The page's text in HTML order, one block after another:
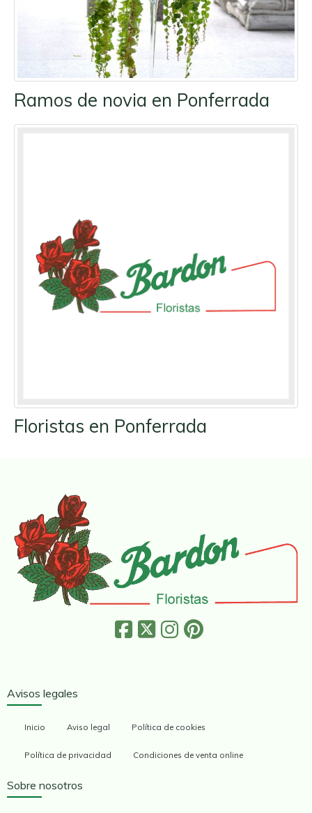
Ramos de novia en Ponferrada
Floristas en Ponferrada
Avisos legales
Inicio Aviso legal Política de cookies
Política de privacidad Condiciones de venta online
Sobre nosotros